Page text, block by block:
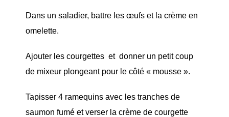
Dans un saladier, battre les œufs et la crème en
omelette.
Ajouter les courgettes et donner un petit coup
de mixeur plongeant pour le côté « mousse ».
Tapisser 4 ramequins avec les tranches de
saumon fumé et verser la crème de courgette